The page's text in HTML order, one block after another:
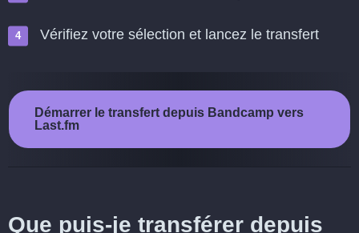
Vérifiez votre sélection et lancez le transfert
Démarrer le transfert depuis Bandcamp vers
Last.fm
Que puis-je transférer depuis